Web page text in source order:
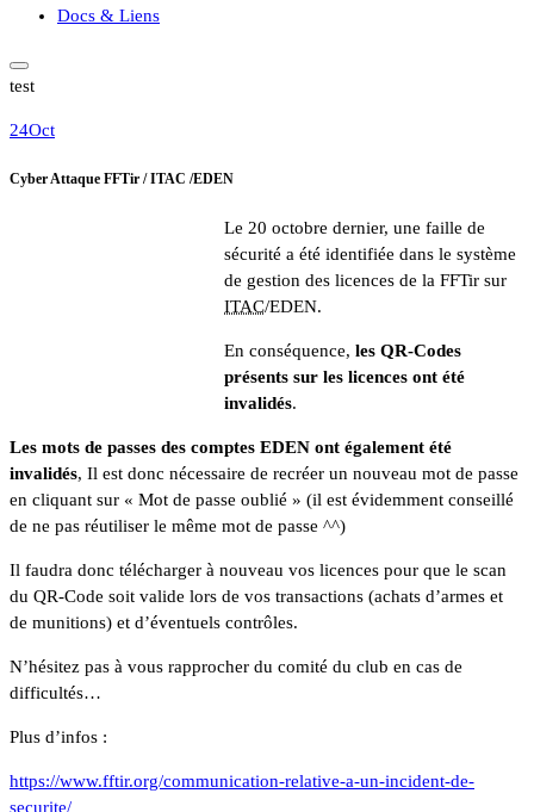
Docs & Liens
test
24Oct
Cyber Attaque FFTir / ITAC /EDEN
Le 20 octobre dernier, une faille de
sécurité a été identifiée dans le système
de gestion des licences de la FFTir sur
ITAC/EDEN.
En conséquence, les QR-Codes
présents sur les licences ont été
invalidés.
Les mots de passes des comptes EDEN ont également été
invalidés, Il est donc nécessaire de recréer un nouveau mot de passe
en cliquant sur « Mot de passe oublié » (il est évidemment conseillé
de ne pas réutiliser le même mot de passe ^^)
Il faudra donc télécharger à nouveau vos licences pour que le scan
du QR-Code soit valide lors de vos transactions (achats d’armes et
de munitions) et d’éventuels contrôles.
N’hésitez pas à vous rapprocher du comité du club en cas de
difficultés…
Plus d’infos :
https://www.fftir.org/communication-relative-a-un-incident-de-
securite/